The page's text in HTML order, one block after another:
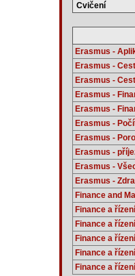
Cvičení
Erasmus -
Erasmus -
Erasmus -
Erasmus -
Erasmus -
Erasmus -
Erasmus -
Erasmus -
Erasmus -
Erasmus -
Finance and
Finance a
Finance a
Finance a
Finance a
Finance a